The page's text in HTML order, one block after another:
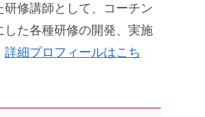
研修講師として、コーチン
した各種研修の開発、実施
詳細プロフィールはこち